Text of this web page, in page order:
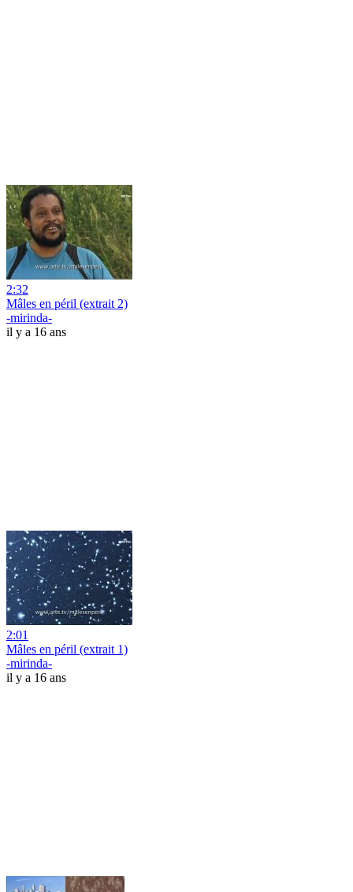
2:32
Mâles en péril (extrait 2)
-mirinda-
il y a 16 ans
2:01
Mâles en péril (extrait 1)
-mirinda-
il y a 16 ans